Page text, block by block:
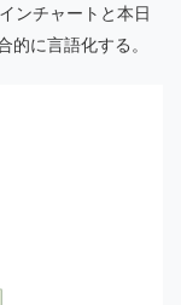
ンチャートと本日
に言語化する。